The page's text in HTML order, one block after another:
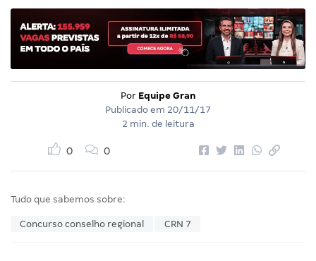
Por Equipe Gran
Publicado em 20/11/17
2 min. de leitura
0 0
Tudo que sabemos sobre:
Concurso conselho regional CRN 7